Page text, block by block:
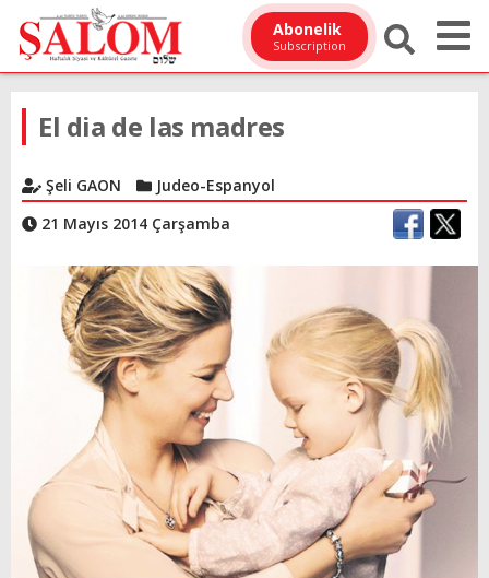
Abonelik
Subscription
El dia de las madres
Şeli GAON
Judeo-Espanyol
21 Mayıs 2014 Çarşamba